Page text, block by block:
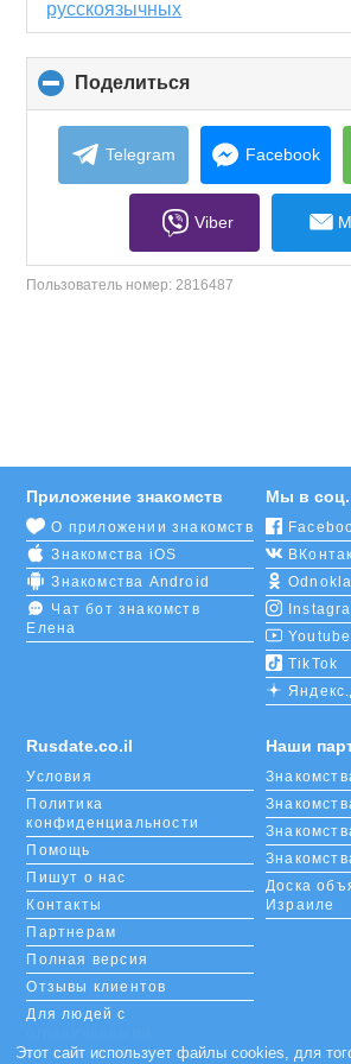
русскоязычных
Поделиться
to
collapse
contents
Telegram Facebook
Viber
Пользователь номер: 2816487
Rusdate.co.il
Условия
Политика
конфиденциальности
Помощь
Пишут о нас
Контакты
Партнерам
Полная версия
Отзывы клиентов
Для людей с
возможностями
Приложение знакомств
О приложении знакомств
Знакомства iOS
Знакомства Android
Чат бот знакомств
Елена
Мы в соц.
Youtube
TikTok
Наши
Доска
Израиле
Этот сайт использует файлы cookies, для